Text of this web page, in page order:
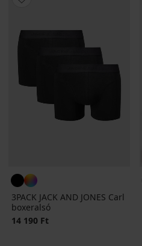
3PACK JACK AND JONES Carl
boxeralsó
14 190 Ft